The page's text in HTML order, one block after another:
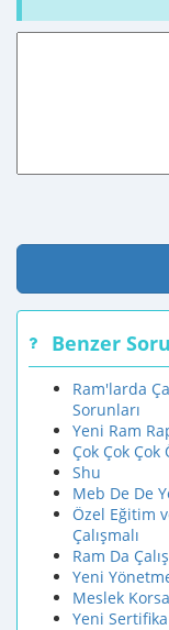
Benzer
Ram'larda
Sorunları
Yeni Ram
Çok Çok Çok
Shu
Meb De De
Özel Eğitim
Çalışmalı
Ram Da
Yeni
Meslek
Yeni